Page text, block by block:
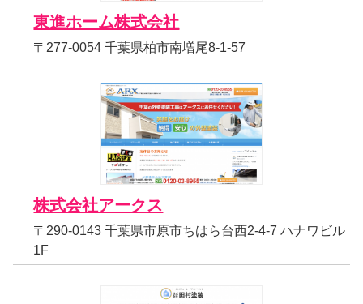
東進ホーム株式会社
〒277-0054 千葉県柏市南増尾8-1-57
株式会社アークス
〒290-0143 千葉県市原市ちはら台西2-4-7 ハナワビル
1F